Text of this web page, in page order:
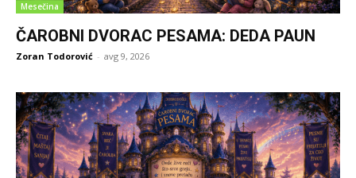
Mesečina
ČAROBNI DVORAC PESAMA: DEDA PAUN
Zoran Todorović - avg 9, 2026